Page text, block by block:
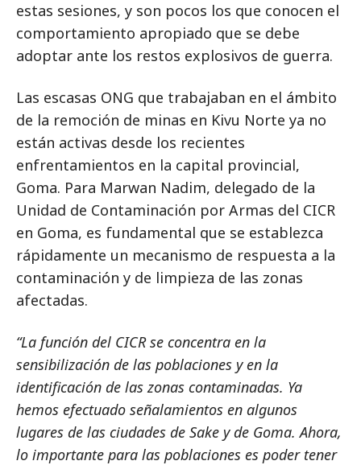
estas sesiones, y son pocos los que conocen el
comportamiento apropiado que se debe
adoptar ante los restos explosivos de guerra.
Las escasas ONG que trabajaban en el ámbito
de la remoción de minas en Kivu Norte ya no
están activas desde los recientes
enfrentamientos en la capital provincial,
Goma. Para Marwan Nadim, delegado de la
Unidad de Contaminación por Armas del CICR
en Goma, es fundamental que se establezca
rápidamente un mecanismo de respuesta a la
contaminación y de limpieza de las zonas
afectadas.
“La función del CICR se concentra en la
sensibilización de las poblaciones y en la
identificación de las zonas contaminadas. Ya
hemos efectuado señalamientos en algunos
lugares de las ciudades de Sake y de Goma. Ahora,
lo importante para las poblaciones es poder tener